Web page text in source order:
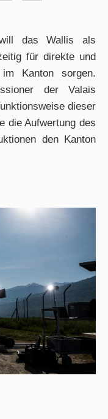
das Wallis als
für direkte und
Kanton sorgen.
der Valais
dieser
die Aufwertung des
den Kanton